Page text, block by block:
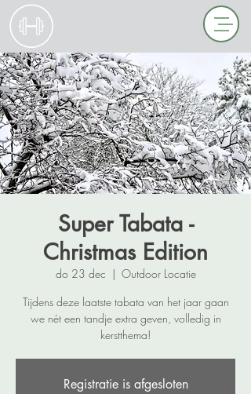
Super Tabata -
Christmas Edition
do 23 dec
  |
Outdoor Locatie
Tijdens deze laatste tabata van het jaar gaan
we nét een tandje extra geven, volledig in
kerstthema!
Registratie is afgesloten